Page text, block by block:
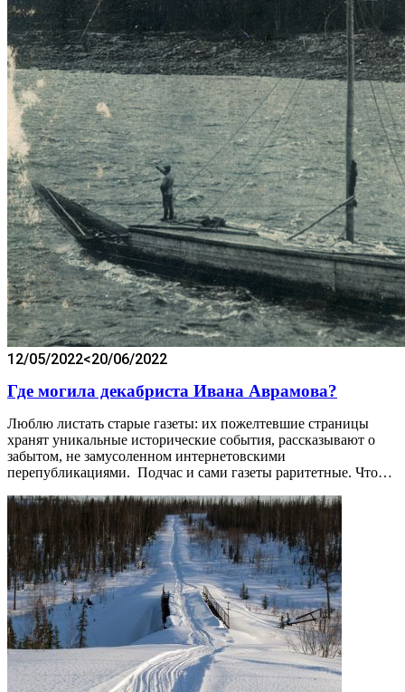
12/05/2022<20/06/2022
Где могила декабриста Ивана Аврамова?
Люблю листать старые газеты: их пожелтевшие страницы
хранят уникальные исторические события, рассказывают о
забытом, не замусоленном интернетовскими
перепубликациями. Подчас и сами газеты раритетные. Что…